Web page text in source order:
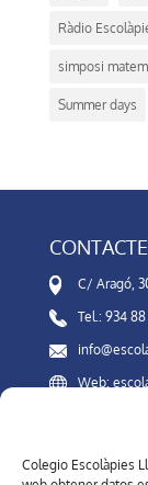
Colegio Escolàpies
Ràdio
simposi
Summer days
C/ Aragó,
Tel.: 934 88
Web:
Canal Interno